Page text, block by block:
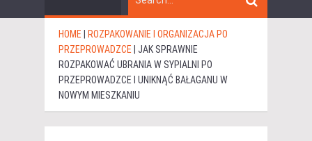
HOME
ROZPAKOWANIE I ORGANIZACJA PO
PRZEPROWADZCE JAK SPRAWNIE
ROZPAKOWAĆ UBRANIA W SYPIALNI PO
PRZEPROWADZCE I UNIKNĄĆ BAŁAGANU W
NOWYM MIESZKANIU